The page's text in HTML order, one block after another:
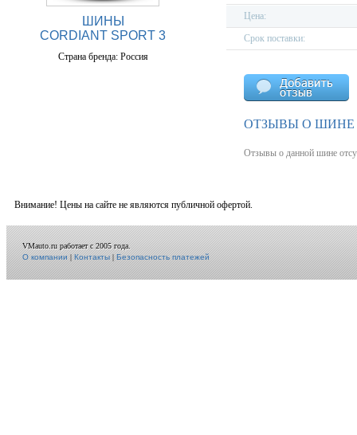
ШИНЫ
CORDIANT SPORT 3
Страна бренда: Россия
Цена:
Срок поставки:
ОТЗЫВЫ О ШИНЕ
Отзывы о данной шине
Внимание! Цены на сайте не являются публичной офертой.
VMauto.ru работает с 2005 года.
О компании|Контакты|Безопасность платежей